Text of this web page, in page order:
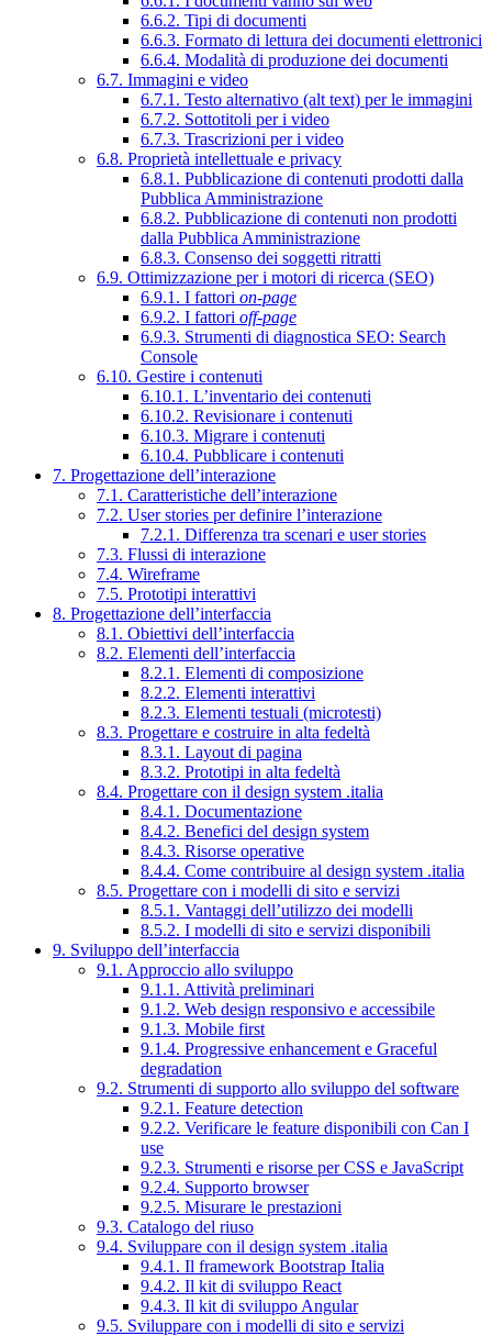
6.6.2. Tipi di documenti
6.6.3. Formato di lettura dei documenti elettronici
6.6.4. Modalità di produzione dei documenti
6.7. Immagini e video
6.7.1. Testo alternativo (alt text) per le immagini
6.7.2. Sottotitoli per i video
6.7.3. Trascrizioni per i video
6.8. Proprietà intellettuale e privacy
6.8.1. Pubblicazione di contenuti prodotti dalla
Pubblica Amministrazione
6.8.2. Pubblicazione di contenuti non prodotti
dalla Pubblica Amministrazione
6.8.3. Consenso dei soggetti ritratti
6.9. Ottimizzazione per i motori di ricerca (SEO)
6.9.1. I fattori on-page
6.9.2. I fattori off-page
6.9.3. Strumenti di diagnostica SEO: Search
Console
6.10. Gestire i contenuti
6.10.1. L’inventario dei contenuti
6.10.2. Revisionare i contenuti
6.10.3. Migrare i contenuti
6.10.4. Pubblicare i contenuti
7. Progettazione dell’interazione
7.1. Caratteristiche dell’interazione
7.2. User stories per definire l’interazione
7.2.1. Differenza tra scenari e user stories
7.3. Flussi di interazione
7.4. Wireframe
7.5. Prototipi interattivi
8. Progettazione dell’interfaccia
8.1. Obiettivi dell’interfaccia
8.2. Elementi dell’interfaccia
8.2.1. Elementi di composizione
8.2.2. Elementi interattivi
8.2.3. Elementi testuali (microtesti)
8.3. Progettare e costruire in alta fedeltà
8.3.1. Layout di pagina
8.3.2. Prototipi in alta fedeltà
8.4. Progettare con il design system .italia
8.4.1. Documentazione
8.4.2. Benefici del design system
8.4.3. Risorse operative
8.4.4. Come contribuire al design system .italia
8.5. Progettare con i modelli di sito e servizi
8.5.1. Vantaggi dell’utilizzo dei modelli
8.5.2. I modelli di sito e servizi disponibili
9. Sviluppo dell’interfaccia
9.1. Approccio allo sviluppo
9.1.1. Attività preliminari
9.1.2. Web design responsivo e accessibile
9.1.3. Mobile first
9.1.4. Progressive enhancement e Graceful
degradation
9.2. Strumenti di supporto allo sviluppo del software
9.2.1. Feature detection
9.2.2. Verificare le feature disponibili con Can I
use
9.2.3. Strumenti e risorse per CSS e JavaScript
9.2.4. Supporto browser
9.2.5. Misurare le prestazioni
9.3. Catalogo del riuso
9.4. Sviluppare con il design system .italia
9.4.1. Il framework Bootstrap Italia
9.4.2. Il kit di sviluppo React
9.4.3. Il kit di sviluppo Angular
9.5. Sviluppare con i modelli di sito e servizi